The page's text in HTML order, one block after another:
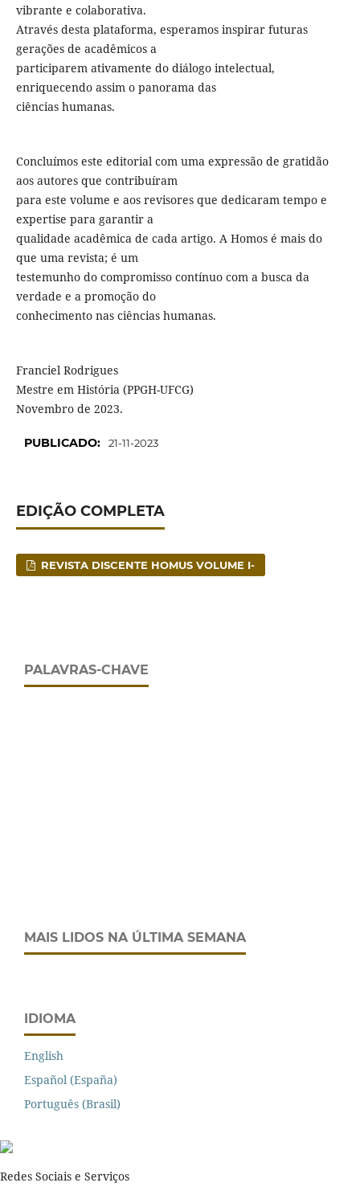
vibrante e colaborativa.
Através desta plataforma, esperamos inspirar futuras
gerações de acadêmicos a
participarem ativamente do diálogo intelectual,
enriquecendo assim o panorama das
ciências humanas.
Concluímos este editorial com uma expressão de gratidão
aos autores que contribuíram
para este volume e aos revisores que dedicaram tempo e
expertise para garantir a
qualidade acadêmica de cada artigo. A Homos é mais do
que uma revista; é um
testemunho do compromisso contínuo com a busca da
verdade e a promoção do
conhecimento nas ciências humanas.
Franciel Rodrigues
Mestre em História (PPGH-UFCG)
Novembro de 2023.
PUBLICADO: 21-11-2023
EDIÇÃO COMPLETA
REVISTA DISCENTE HOMUS VOLUME I-
PALAVRAS-CHAVE
MAIS LIDOS NA ÚLTIMA SEMANA
IDIOMA
English
Español (España)
Português (Brasil)
Redes Sociais e Serviços